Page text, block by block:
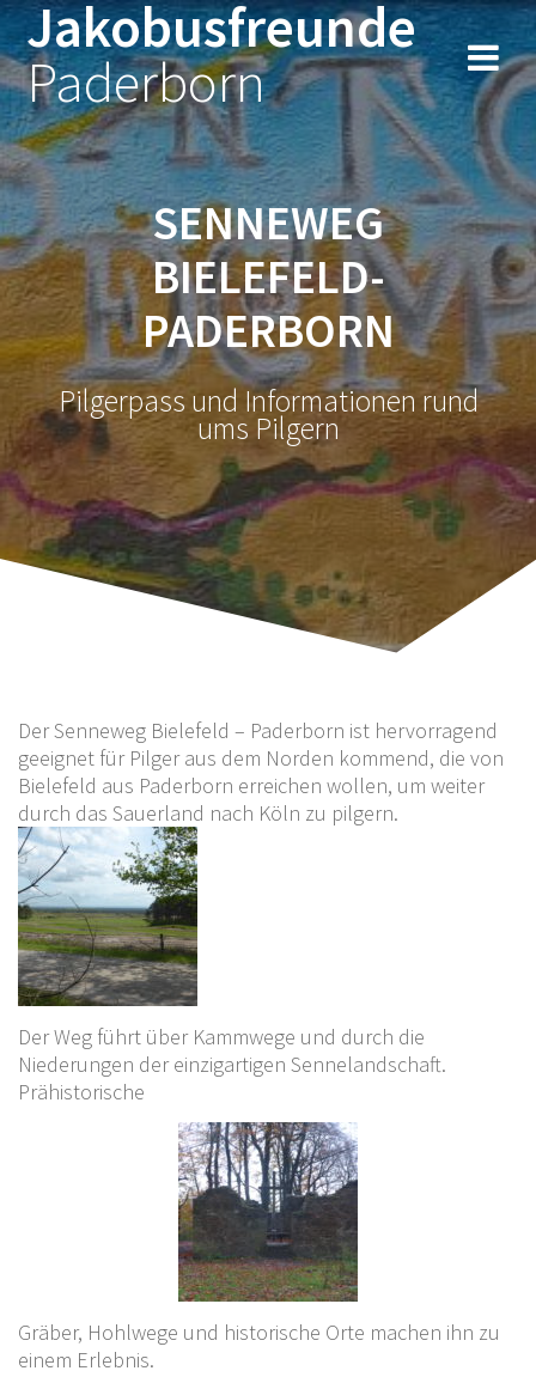
Zum
Inhalt
springen
Jakobusfreunde
Paderborn
SENNEWEG
BIELEFELD-
PADERBORN
Pilgerpass und Informationen rund
ums Pilgern
Der Senneweg Bielefeld – Paderborn ist hervorragend
geeignet für Pilger aus dem Norden kommend, die von
Bielefeld aus Paderborn erreichen wollen, um weiter
durch das Sauerland nach Köln zu pilgern.
Der Weg führt über Kammwege und durch die
Niederungen der einzigartigen Sennelandschaft.
Prähistorische
Gräber, Hohlwege und historische Orte machen ihn zu
einem Erlebnis.